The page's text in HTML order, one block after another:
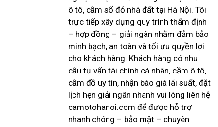
ô tô, cầm sổ đỏ nhà đất tại Hà Nội. Tôi
trực tiếp xây dựng quy trình thẩm định
– hợp đồng – giải ngân nhằm đảm bảo
minh bạch, an toàn và tối ưu quyền lợi
cho khách hàng. Khách hàng có nhu
cầu tư vấn tài chính cá nhân, cầm ô tô,
cầm đồ uy tín, nhận báo giá lãi suất, đặt
lịch hẹn giải ngân nhanh vui lòng liên hệ
camotohanoi.com để được hỗ trợ
nhanh chóng – bảo mật – chuyên